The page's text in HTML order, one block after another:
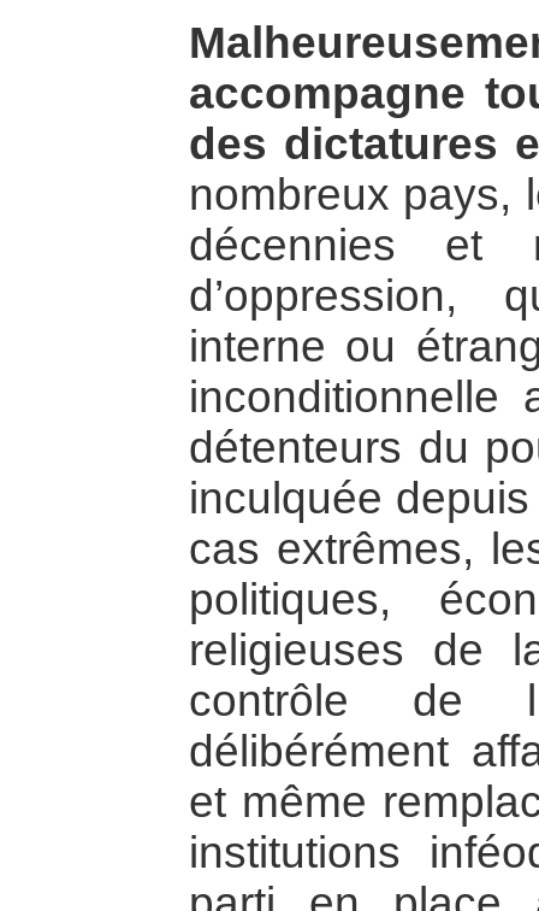
accompagne
des dictatures
nombreux pays,
décennies et
d’oppression,
interne ou
inconditionnelle
détenteurs du
inculquée
cas extrêmes,
politiques,
religieuses de
contrôle de
délibérément
et même
institutions